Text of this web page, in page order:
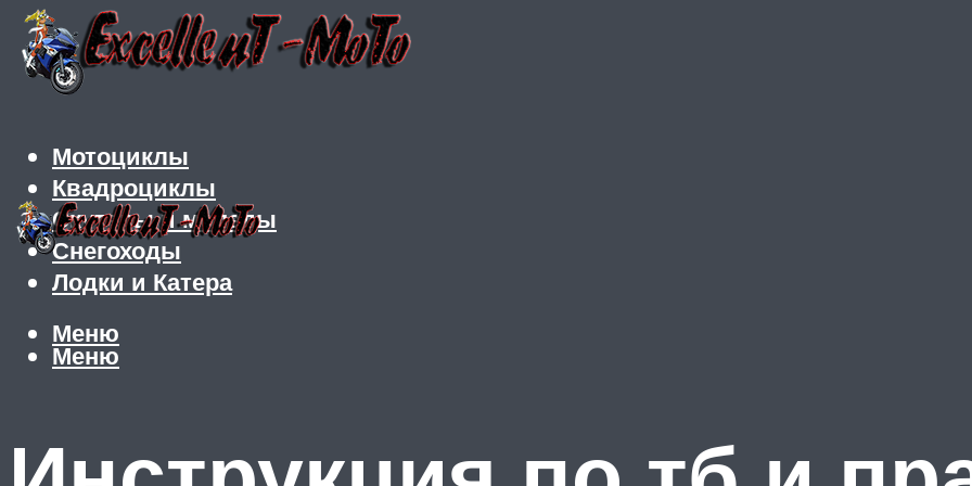
Мотоциклы
Квадроциклы
Скутеры и мопеды
Снегоходы
Лодки и Катера
Меню
Меню